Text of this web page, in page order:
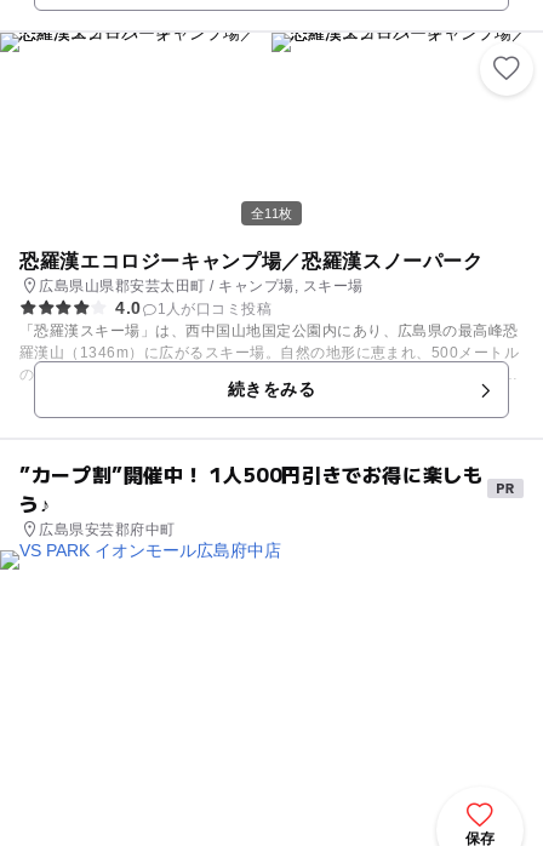
のレストハウス、いろいろな遊具やひろびろスペースで楽しく遊べるキッ
ズキングダムなど、女性や子供にも優しい配慮がいっぱいです。 【スキー
場情報】 例年12月中旬～3月中旬
全11枚
恐羅漢エコロジーキャンプ場／恐羅漢スノーパーク
広島県山県郡安芸太田町 / キャンプ場, スキー場
4.0
1人が口コミ投稿
「恐羅漢スキー場」は、西中国山地国定公園内にあり、広島県の最高峰恐
羅漢山（1346m）に広がるスキー場。自然の地形に恵まれ、500メートル
の標高差やコブやスロープなど、多彩な表情を見せてくれるゲレンデで
す。頂上からは日本海までも見渡せ、一気に滑り降りればエキサイティン
グな気分に。 また、レストハウス前に位置したファミリー広場には、エア
平坦な広場とちょっとした斜面があるので、初めてスキーやスノーボード
をする初心者の間でも人気のスペースとなっています。 スノーモービルで
ひっぱるエアボートに乗って横Gをたっぷり味わえる、大迫力のアトラク
ション「スノーラフティング」は大人も子どもも大興奮！3歳以上なら誰
でも楽しめます。 （未就学児のお子様は保護者の方とご一緒にご利用くだ
さい） 《注意》スノーラフティングの開催日時は、積雪及び天候等により
続きをみる
”カープ割”開催中！ 1人500円引きでお得に楽しも
う♪
広島県安芸郡府中町
保存